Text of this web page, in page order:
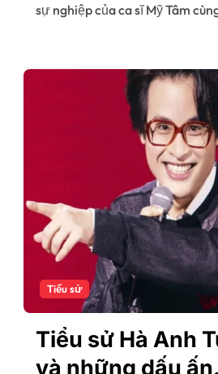
sự nghiệp của ca sĩ Mỹ Tâm
Tiểu sử
Tiểu sử Hà Anh
và những dấu ấn